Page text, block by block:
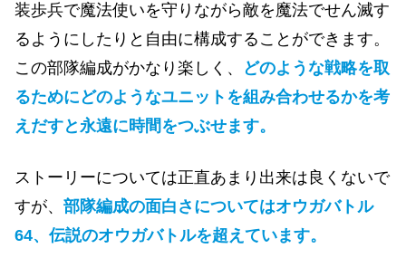
装歩兵で魔法使いを守りながら敵を魔法でせん滅す
るようにしたりと自由に構成することができます。
この部隊編成がかなり楽しく、 どのような戦略を取
るためにどのようなユニットを組み合わせるかを考
えだすと永遠に時間をつぶせます。
ストーリーについては正直あまり出来は良くないで
すが、 部隊編成の面白さについてはオウガバトル
64、伝説のオウガバトルを超えています。